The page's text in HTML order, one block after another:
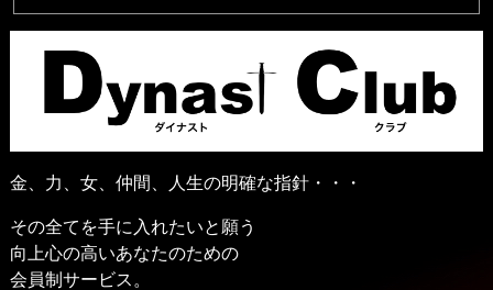
金、力、女、仲間、人生の明確な指針・・・
その全てを手に入れたいと願う
向上心の高いあなたのための
会員制サービス。